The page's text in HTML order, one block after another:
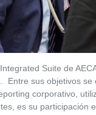
Suite de
Entre sus objetivos
corporativo,
es su participación